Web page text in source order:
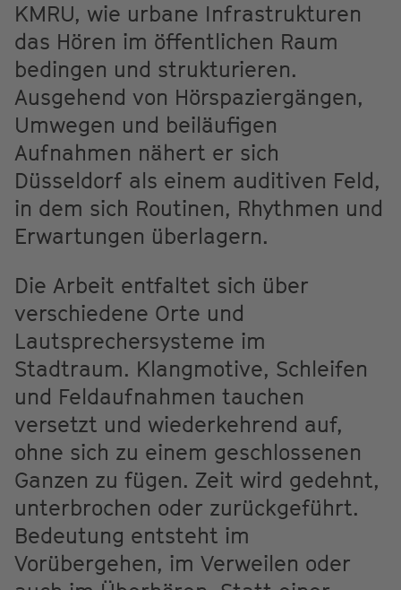
KMRU, wie urbane Infrastrukturen
das Hören im öffentlichen Raum
bedingen und strukturieren.
Ausgehend von Hörspaziergängen,
Umwegen und beiläufigen
Aufnahmen nähert er sich
Düsseldorf als einem auditiven Feld,
in dem sich Routinen, Rhythmen und
Erwartungen überlagern.
Die Arbeit entfaltet sich über
verschiedene Orte und
Lautsprechersysteme im
Stadtraum. Klangmotive, Schleifen
und Feldaufnahmen tauchen
versetzt und wiederkehrend auf,
ohne sich zu einem geschlossenen
Ganzen zu fügen. Zeit wird gedehnt,
unterbrochen oder zurückgeführt.
Bedeutung entsteht im
Vorübergehen, im Verweilen oder